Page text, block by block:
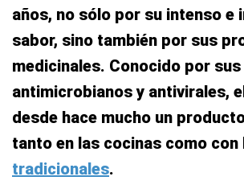
años, no sólo por su intenso e
sabor, sino también por sus
medicinales. Conocido por
antimicrobianos y antivirales,
desde hace mucho un
tanto en las cocinas como con
tradicionales.